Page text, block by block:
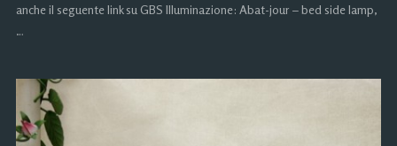
anche il seguente link su GBS Illuminazione: Abat-jour – bed side lamp,
…